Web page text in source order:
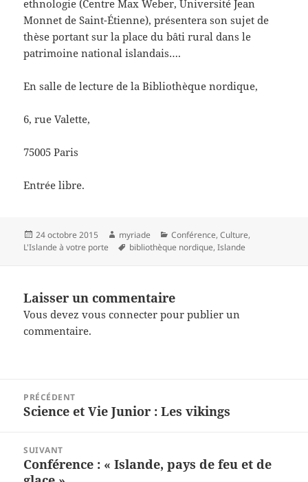
ethnologie (Centre Max Weber, Université Jean
Monnet de Saint-Étienne), présentera son sujet de
thèse portant sur la place du bâti rural dans le
patrimoine national islandais….
En salle de lecture de la Bibliothèque nordique,
6, rue Valette,
75005 Paris
Entrée libre.
Publié
le
24 octobre 2015 Auteur
myriade Catégories
Conférence,Culture,
L'Islande à votre porte
Mots-
bibliothèque nordique,Islande
Laisser un commentaire
Vous devezvous connecter pour publier un
commentaire.
l’article
PRÉCÉDENT
Article
Science et Vie Junior : Les vikings
SUIVANT
Article
Conférence : « Islande, pays de feu et de